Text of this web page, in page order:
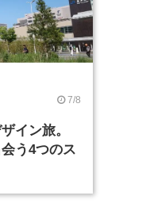
7/8
イン旅。
う4つのス